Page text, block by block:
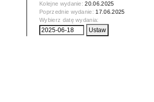
Kolejne wydanie:20.06.2025
Poprzednie wydanie: 17.06.2025
Wybierz datę wydania: